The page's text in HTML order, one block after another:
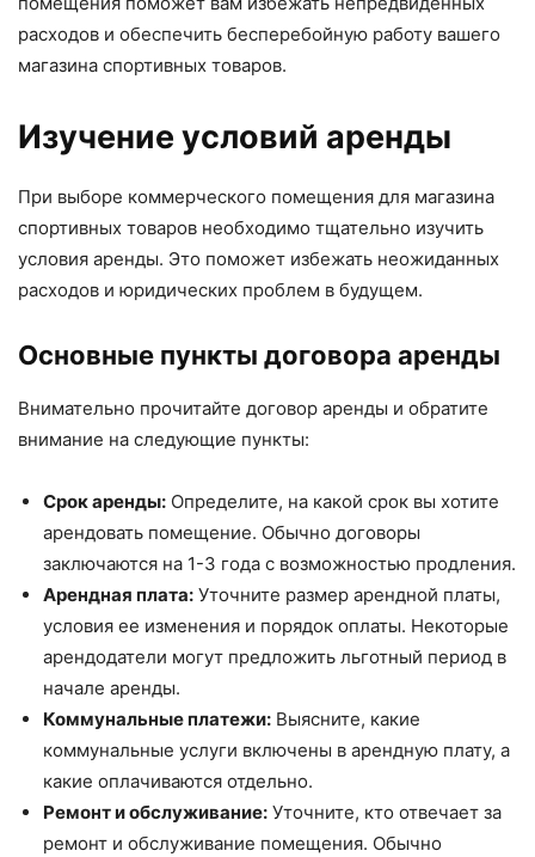
расходов и обеспечить бесперебойную работу вашего
магазина спортивных товаров.
Изучение условий аренды
При выборе коммерческого помещения для магазина
спортивных товаров необходимо тщательно изучить
условия аренды. Это поможет избежать неожиданных
расходов и юридических проблем в будущем.
Основные пункты договора аренды
Внимательно прочитайте договор аренды и обратите
внимание на следующие пункты:
Срок аренды: Определите, на какой срок вы хотите
арендовать помещение. Обычно договоры
заключаются на 1-3 года с возможностью продления.
Арендная плата: Уточните размер арендной платы,
условия ее изменения и порядок оплаты. Некоторые
арендодатели могут предложить льготный период в
начале аренды.
Коммунальные платежи: Выясните, какие
коммунальные услуги включены в арендную плату, а
какие оплачиваются отдельно.
Ремонт и обслуживание: Уточните, кто отвечает за
ремонт и обслуживание помещения. Обычно